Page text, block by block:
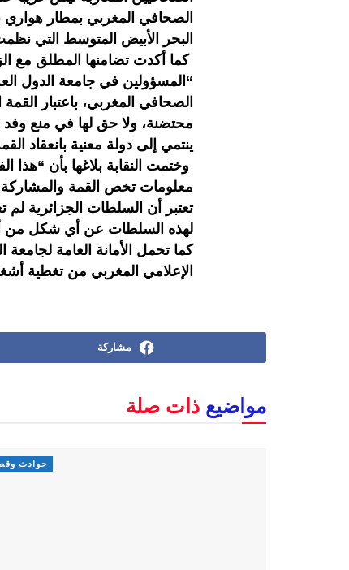
الصحافي المغربي بمطار
البحر الأبيض المتوسط التي
كما أكدت تضامنها المطلق مع
“المسؤولين في جامعة الدول
الصحافي المغربي، باعتبار
محتضنة، ولا حق لها في منع وفد
ينتمي إلى دولة معنية بانعقاد
وختمت النقابة بلاغها بأن
معلومات تخص القمة والمشاركة
تعتبر أن السلطات الجزائرية لم
لهذه السلطات عن أي شكل من
كما تحمل الأمانة العامة
الإعلامي المغربي من تغطية
مشاركة
مواضيع ذات صلة
حوادث